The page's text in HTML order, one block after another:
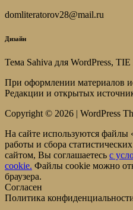
domliteratorov28@mail.ru
Дизайн
Тема Sahiva для WordPress, TIE
При оформлении материалов
Редакции и открытых
Copyright © 2026 | WordPress
На сайте используются файлы
работы и сбора
сайтом, Вы соглашаетесь c
cookie. Файлы cookie можно
браузера.
Согласен
Политика